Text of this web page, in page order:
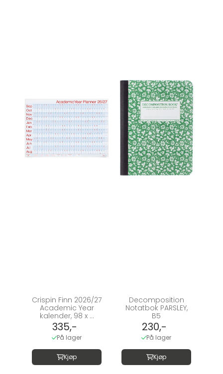
Crispin Finn 2026/27
Academic Year
kalender, 98 x ...
335,-
På lager
Kjøp
Decomposition
Notatbok PARSLEY,
B5
230,-
På lager
Kjøp